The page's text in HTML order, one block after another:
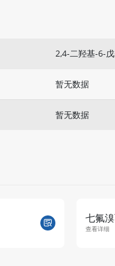
2,4-二羟基-6-
暂无数据
暂无数据
七氟
查看详细